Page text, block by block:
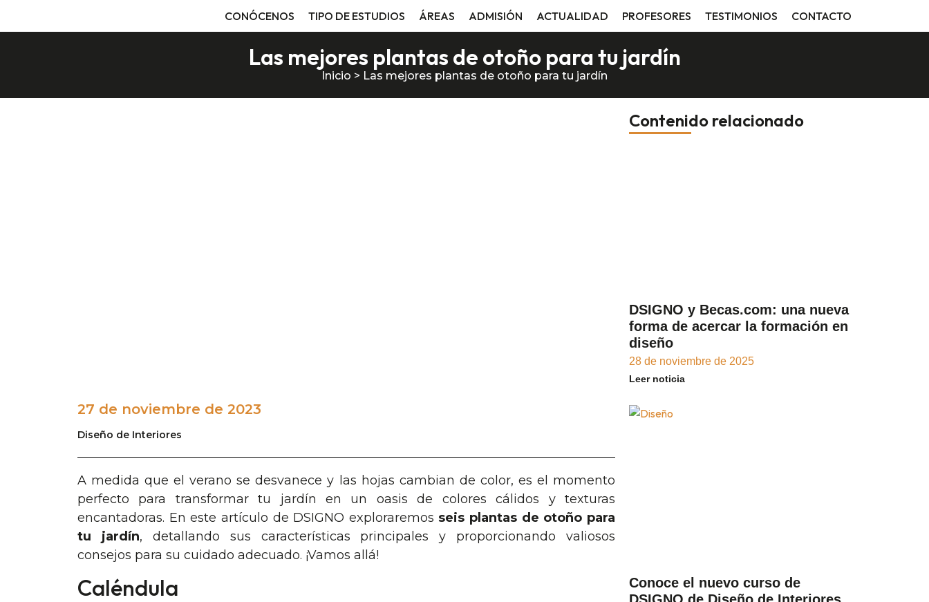
CONÓCENOS TIPO DE ESTUDIOS ÁREAS ADMISIÓN ACTUALIDAD PROFESORES TESTIMONIOS CONTACTO
Las mejores plantas de otoño para tu jardín
Inicio > Las mejores plantas de otoño para tu jardín
27 de noviembre de 2023
Diseño de Interiores
A medida que el verano se desvanece y las hojas cambian de color, es el momento
perfecto para transformar tu jardín en un oasis de colores cálidos y texturas
encantadoras. En este artículo de DSIGNO exploraremos seis plantas de otoño para
tu jardín, detallando sus características principales y proporcionando valiosos
consejos para su cuidado adecuado. ¡Vamos allá!
Caléndula
Contenido relacionado
DSIGNO y Becas.com: una nueva
forma de acercar la formación en
diseño
28 de noviembre de 2025
Leer noticia
Conoce el nuevo curso de